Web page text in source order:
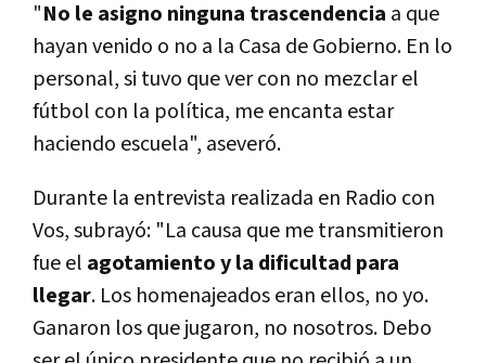
"No le asigno ninguna trascendencia a que
hayan venido o no a la Casa de Gobierno. En lo
personal, si tuvo que ver con no mezclar el
fútbol con la política, me encanta estar
haciendo escuela", aseveró.
Durante la entrevista realizada en Radio con
Vos, subrayó: "La causa que me transmitieron
fue el agotamiento y la dificultad para
llegar. Los homenajeados eran ellos, no yo.
Ganaron los que jugaron, no nosotros. Debo